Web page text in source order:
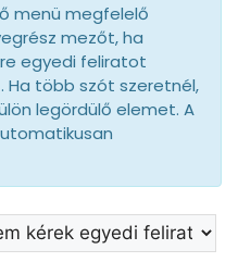
menü megfelelő
mezőt, ha
egyedi feliratot
Ha több szót szeretnél,
legördülő elemet. A